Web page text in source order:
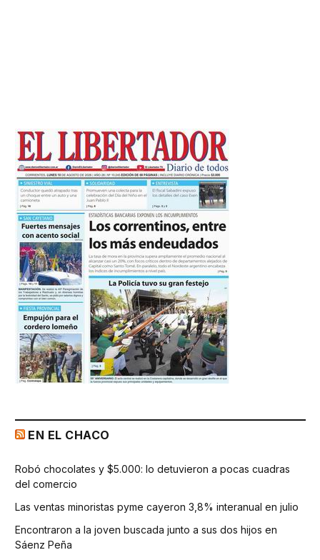
EN EL CHACO
Robó chocolates y $5.000: lo detuvieron a pocas cuadras
del comercio
Las ventas minoristas pyme cayeron 3,8% interanual en julio
Encontraron a la joven buscada junto a sus dos hijos en
Sáenz Peña